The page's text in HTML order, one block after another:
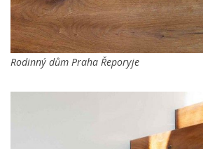
Rodinný dům Praha Řeporyje